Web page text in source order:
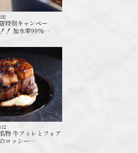
特別キャンペー
！ 加水率99%…
物 牛フィレとフォア
ロッシー…